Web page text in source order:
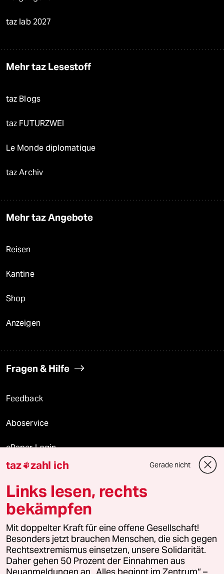
taz lab 2027
Mehr taz Lesestoff
taz Blogs
taz FUTURZWEI
Le Monde diplomatique
taz Archiv
Mehr taz Angebote
Reisen
Kantine
Shop
Anzeigen
Fragen & Hilfe
Feedback
Aboservice
ePaper Login
Downloads für Abonnierende
© 2026 taz Verlags und Vertriebs GmbH
Alle Rechte vorbehalten. Bei rechtlichen Fragen oder für Genehmigungen
wenden Sie sich bitte an lizenzen@taz.de
Feedback Redaktionsstatut Kommune-Richtlinien
taz zahl ich Gerade nicht
Links lesen, rechts
bekämpfen
Mit doppelter Kraft für eine offene Gesellschaft!
Besonders jetzt brauchen Menschen, die sich gegen
Rechtsextremismus einsetzen, unsere Solidarität.
Daher gehen 50 Prozent der Einnahmen aus